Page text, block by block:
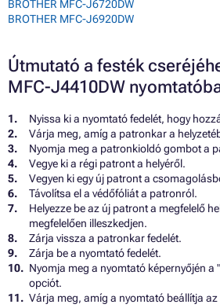
BROTHER MFC-J6720DW
BROTHER MFC-J6920DW
Útmutató a festék
MFC-J4410DW
Nyissa ki a nyomtató fedelét, hogy
Várja meg, amíg a patronkar a
Nyomja meg a patronkioldó gombot a
Vegye ki a régi patront a helyéről.
Vegyen ki egy új patront a
Távolítsa el a védőfóliát a patronról.
Helyezze be az új patront a megfelelő
megfelelően illeszkedjen.
Zárja vissza a patronkar fedelét.
Zárja be a nyomtató fedelét.
Nyomja meg a nyomtató képernyőjén a
opciót.
Várja meg, amíg a nyomtató beállítja